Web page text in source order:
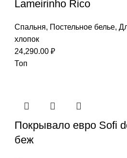
Lameirinho Rico
Спальня, Постельное белье,
хлопок
24,290.00 ₽
Топ
Покрывало евро Sofi
беж